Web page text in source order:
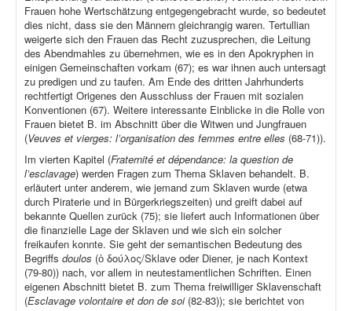
Frauen hohe Wertschätzung entgegengebracht wurde, so bedeutet
dies nicht, dass sie den Männern gleichrangig waren. Tertullian
weigerte sich den Frauen das Recht zuzusprechen, die Leitung
des Abendmahles zu übernehmen, wie es in den Apokryphen in
einigen Gemeinschaften vorkam (67); es war ihnen auch untersagt
zu predigen und zu taufen. Am Ende des dritten Jahrhunderts
rechtfertigt Origenes den Ausschluss der Frauen mit sozialen
Konventionen (67). Weitere interessante Einblicke in die Rolle von
Frauen bietet B. im Abschnitt über die Witwen und Jungfrauen
(Veuves et vierges: l’organisation des femmes entre elles (68-71)).
Im vierten Kapitel (Fraternité et dépendance: la question de
l’esclavage) werden Fragen zum Thema Sklaven behandelt. B.
erläutert unter anderem, wie jemand zum Sklaven wurde (etwa
durch Piraterie und in Bürgerkriegszeiten) und greift dabei auf
bekannte Quellen zurück (75); sie liefert auch Informationen über
die finanzielle Lage der Sklaven und wie sich ein solcher
freikaufen konnte. Sie geht der semantischen Bedeutung des
Begriffs doulos (ὁ δούλος/Sklave oder Diener, je nach Kontext
(79-80)) nach, vor allem in neutestamentlichen Schriften. Einen
eigenen Abschnitt bietet B. zum Thema freiwilliger Sklavenschaft
(Esclavage volontaire et don de soi(82-83)); sie berichtet von